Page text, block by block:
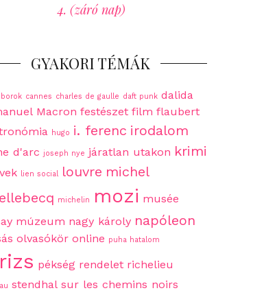
4. (záró nap)
GYAKORI TÉMÁK
borok cannes charles de gaulle daft punk dalida
Macron festészet film flaubert
hugo i. ferenc irodalom
d'arc joseph nye járatlan utakon krimi
lien social louvre michel
michelin mozi musée
múzeum nagy károly napóleon
olvasókör online puha hatalom
pékség rendelet richelieu
stendhal sur les chemins noirs